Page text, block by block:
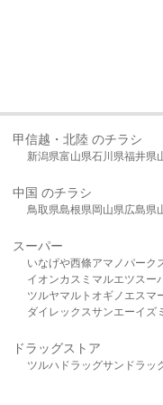
甲信越・北陸 のチラシ
新潟県富山県石川県福井県
中国 のチラシ
鳥取県島根県岡山県広島県
スーパー
いなげや西條アマノパーク
イオンカスミ マルエツスー
ツルヤマルト オギノ エスマ
ダイレックスサンエーイズ
ドラッグストア
ツルハドラッグサンドラッ